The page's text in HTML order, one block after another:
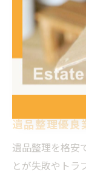
優良業者
理を
遺品整理優良
遺品整理を格安
とが失敗やトラ